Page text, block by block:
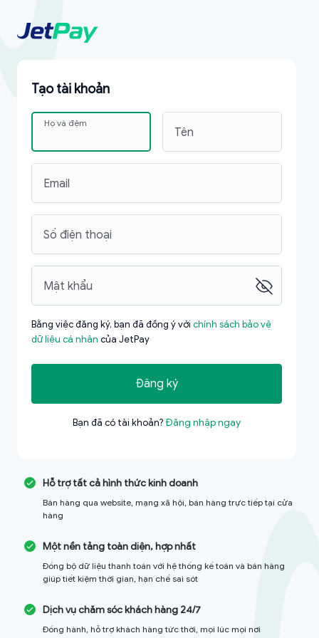
Hỗ trợ tất cả hình thức kinh doanh
Bán hàng qua website, mạng xã hội, bán hàng trực tiếp tại cửa
hàng
Một nền tảng toàn diện, hợp nhất
Đồng bộ dữ liệu thanh toán với hệ thống kế toán và bán hàng
giúp tiết kiệm thời gian, hạn chế sai sót
Dịch vụ chăm sóc khách hàng 24/7
Đồng hành, hỗ trợ khách hàng tức thời, mọi lúc mọi nơi
Tạo tài khoản
Họ và đệm
Tên
Email
Số điện thoại
Mật khẩu
Bằng việc đăng ký, bạn đã đồng ý với chính sách bảo vệ
dữ liệu cá nhân của JetPay
Đăng ký
Bạn đã có tài khoản?Đăng nhập ngay